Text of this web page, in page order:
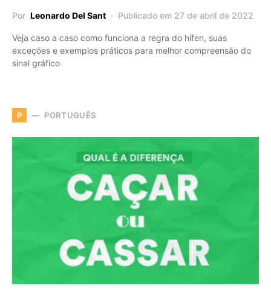
Por Leonardo Del Sant Publicado em 27 de abril de 2022
Veja caso a caso como funciona a regra do hífen, suas
exceções e exemplos práticos para melhor compreensão do
sinal gráfico
P PORTUGUÊS